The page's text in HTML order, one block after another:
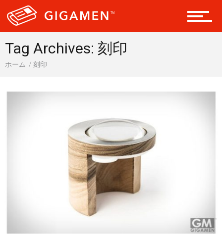
会員になる
Tag Archives: 刻印
ホーム 刻印